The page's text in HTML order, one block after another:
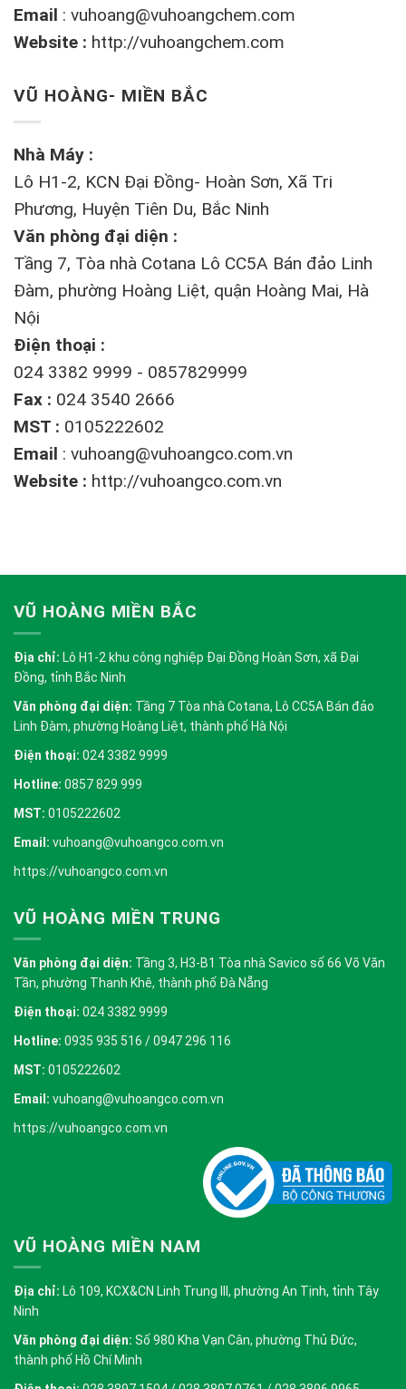
Email : vuhoang@vuhoangchem.com
Website : http://vuhoangchem.com
VŨ HOÀNG- MIỀN BẮC
Nhà Máy :
Lô H1-2, KCN Đại Đồng- Hoàn Sơn, Xã Tri
Phương, Huyện Tiên Du, Bắc Ninh
Văn phòng đại diện :
Tầng 7, Tòa nhà Cotana Lô CC5A Bán đảo Linh
Đàm, phường Hoàng Liệt, quận Hoàng Mai, Hà
Nội
Điện thoại :
024 3382 9999 - 0857829999
Fax : 024 3540 2666
MST : 0105222602
Email : vuhoang@vuhoangco.com.vn
Website : http://vuhoangco.com.vn
VŨ HOÀNG MIỀN BẮC
Địa chỉ: Lô H1-2 khu công nghiệp Đại Đồng Hoàn Sơn, xã Đại
Đồng, tỉnh Bắc Ninh
Văn phòng đại diện: Tầng 7 Tòa nhà Cotana, Lô CC5A Bán đảo
Linh Đàm, phường Hoàng Liệt, thành phố Hà Nội
Điện thoại: 024 3382 9999
Hotline: 0857 829 999
MST: 0105222602
Email: vuhoang@vuhoangco.com.vn
https://vuhoangco.com.vn
VŨ HOÀNG MIỀN TRUNG
Văn phòng đại diện: Tầng 3, H3-B1 Tòa nhà Savico số 66 Võ Văn
Tần, phường Thanh Khê, thành phố Đà Nẵng
Điện thoại: 024 3382 9999
Hotline: 0935 935 516 / 0947 296 116
MST: 0105222602
Email: vuhoang@vuhoangco.com.vn
https://vuhoangco.com.vn
VŨ HOÀNG MIỀN NAM
Địa chỉ: Lô 109, KCX&CN Linh Trung III, phường An Tịnh, tỉnh Tây
Ninh
Văn phòng đại diện: Số 980 Kha Vạn Cân, phường Thủ Đức,
thành phố Hồ Chí Minh